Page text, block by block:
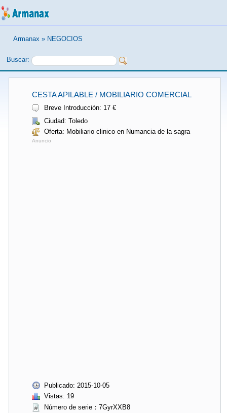
Armanax » NEGOCIOS
Buscar:
CESTA APILABLE / MOBILIARIO COMERCIAL
Breve Introducción: 17 €
Ciudad: Toledo
Oferta: Mobiliario clinico en Numancia de la sagra
Anuncio
Publicado: 2015-10-05
Vistas: 19
Número de serie：7GyrXXB8